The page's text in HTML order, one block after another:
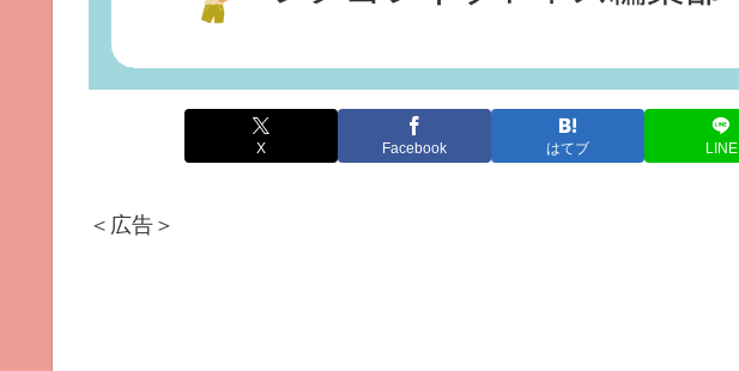
X Facebook はてブ LINE
＜広告＞